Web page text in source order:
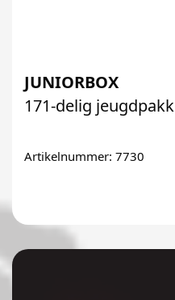
JUNIORBOX
171-delig
Artikelnummer: 7730